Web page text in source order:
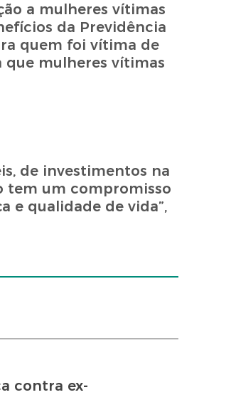
a mulheres vítimas
da Previdência
quem foi vítima de
mulheres vítimas
de investimentos na
tem um compromisso
e qualidade de vida”,
contra ex-